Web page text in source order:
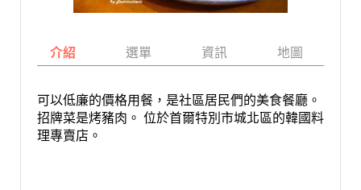
介紹 選單 資訊 地圖
可以低廉的價格用餐，是社區居民們的美食餐廳。
招牌菜是烤豬肉。 位於首爾特別市城北區的韓國料
理專賣店。